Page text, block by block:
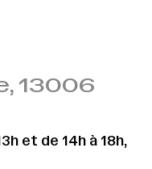
13006
et de 14h à 18h,